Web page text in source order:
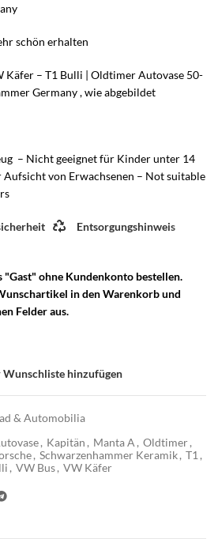
schön erhalten
Käfer – T1 Bulli | Oldtimer Autovase 50-
Germany , wie abgebildet
– Nicht geeignet für Kinder unter 14
Aufsicht von Erwachsenen – Not suitable
Entsorgungshinweis
"Gast" ohne Kundenkonto bestellen.
in den Warenkorb und
Felder aus.
Wunschliste hinzufügen
& Automobilia
, Kapitän , Manta A , Oldtimer,
, Schwarzenhammer Keramik, T1 ,
, VW Bus, VW Käfer